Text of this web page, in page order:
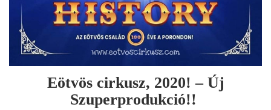
Eötvös cirkusz, 2020! – Új
Szuperprodukció!!